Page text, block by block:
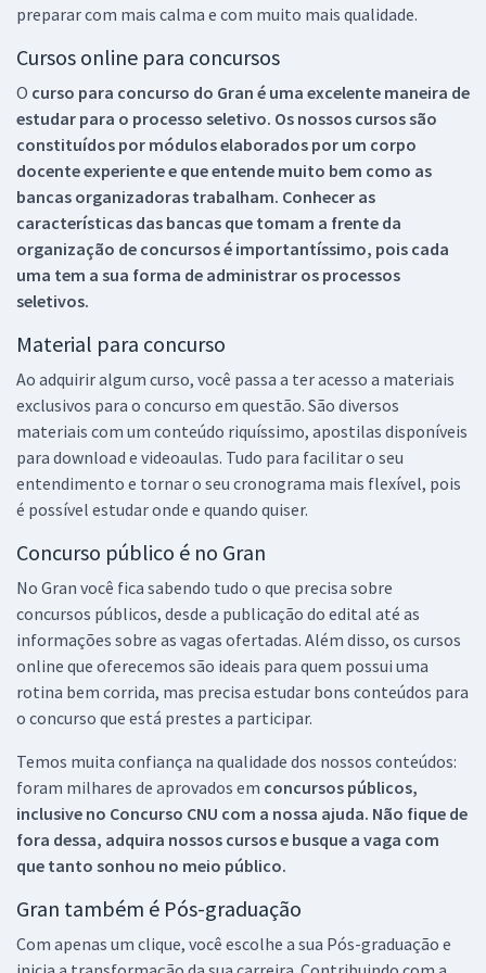
preparar com mais calma e com muito mais qualidade.
Cursos online para concursos
O curso para concurso do Gran é uma excelente maneira de
estudar para o processo seletivo. Os nossos cursos são
constituídos por módulos elaborados por um corpo
docente experiente e que entende muito bem como as
bancas organizadoras trabalham. Conhecer as
características das bancas que tomam a frente da
organização de concursos é importantíssimo, pois cada
uma tem a sua forma de administrar os processos
seletivos.
Material para concurso
Ao adquirir algum curso, você passa a ter acesso a materiais
exclusivos para o concurso em questão. São diversos
materiais com um conteúdo riquíssimo, apostilas disponíveis
para download e videoaulas. Tudo para facilitar o seu
entendimento e tornar o seu cronograma mais flexível, pois
é possível estudar onde e quando quiser.
Concurso público é no Gran
No Gran você fica sabendo tudo o que precisa sobre
concursos públicos, desde a publicação do edital até as
informações sobre as vagas ofertadas. Além disso, os cursos
online que oferecemos são ideais para quem possui uma
rotina bem corrida, mas precisa estudar bons conteúdos para
o concurso que está prestes a participar.
Temos muita confiança na qualidade dos nossos conteúdos:
foram milhares de aprovados em concursos públicos,
inclusive no Concurso CNU com a nossa ajuda. Não fique de
fora dessa, adquira nossos cursos e busque a vaga com
que tanto sonhou no meio público.
Gran também é Pós-graduação
Com apenas um clique, você escolhe a sua Pós-graduação e